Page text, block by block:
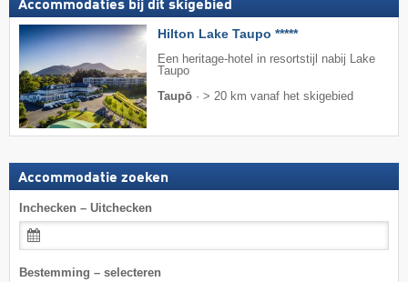
Accommodaties bij dit skigebied
Hilton Lake Taupo *****
Een heritage-hotel in resortstijl nabij Lake
Taupo
Taupō · > 20 km vanaf het skigebied
Accommodatie zoeken
Inchecken – Uitchecken
Bestemming – selecteren